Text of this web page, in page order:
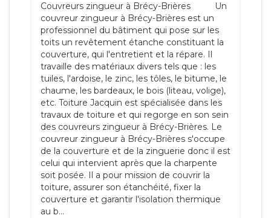
Couvreurs zingueur à Brécy-Brières Un
couvreur zingueur à Brécy-Brières est un
professionnel du bâtiment qui pose sur les
toits un revêtement étanche constituant la
couverture, qui l'entretient et la répare. Il
travaille des matériaux divers tels que : les
tuiles, l'ardoise, le zinc, les tôles, le bitume, le
chaume, les bardeaux, le bois (liteau, volige),
etc. Toiture Jacquin est spécialisée dans les
travaux de toiture et qui regorge en son sein
des couvreurs zingueur à Brécy-Brières. Le
couvreur zingueur à Brécy-Brières s'occupe
de la couverture et de la zinguerie donc il est
celui qui intervient après que la charpente
soit posée. Il a pour mission de couvrir la
toiture, assurer son étanchéité, fixer la
couverture et garantir l'isolation thermique
au b...